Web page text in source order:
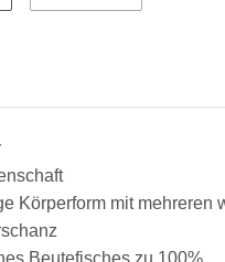
Körperform mit mehreren
Beutefisches zu 100%